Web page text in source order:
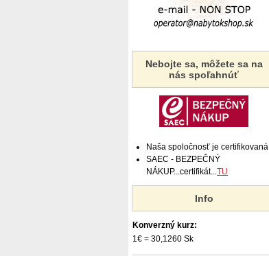
Nebojte sa, môžete sa na
nás spoľahnúť
Naša spoločnosť je certifikovaná
SAEC - BEZPEČNÝ
NÁKUP...certifikát...TU
Info
Konverzný kurz:
1€ = 30,1260 Sk